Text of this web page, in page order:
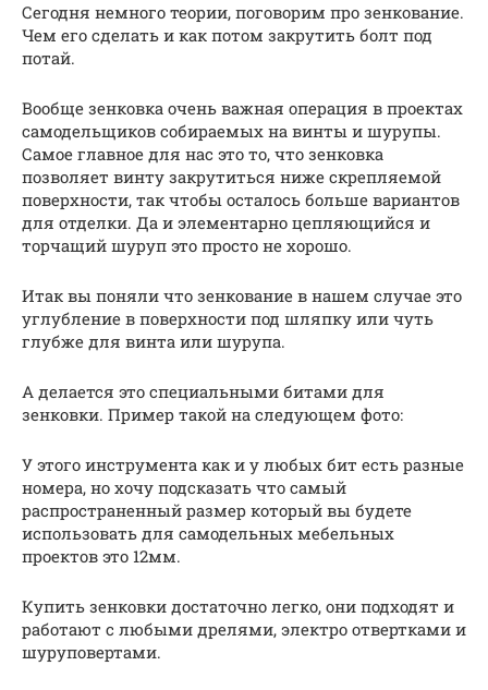
Сегодня немного теории, поговорим про зенкование.
Чем его сделать и как потом закрутить болт под
потай.
Вообще зенковка очень важная операция в проектах
самодельщиков собираемых на винты и шурупы.
Самое главное для нас это то, что зенковка
позволяет винту закрутиться ниже скрепляемой
поверхности, так чтобы осталось больше вариантов
для отделки. Да и элементарно цепляющийся и
торчащий шуруп это просто не хорошо.
Итак вы поняли что зенкование в нашем случае это
углубление в поверхности под шляпку или чуть
глубже для винта или шурупа.
А делается это специальными битами для
зенковки. Пример такой на следующем фото:
У этого инструмента как и у любых бит есть разные
номера, но хочу подсказать что самый
распространенный размер который вы будете
использовать для самодельных мебельных
проектов это 12мм.
Купить зенковки достаточно легко, они подходят и
работают с любыми дрелями, электро отвертками и
шуруповертами.